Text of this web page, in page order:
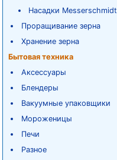
Насадки Messerschmidt
Проращивание зерна
Хранение зерна
Бытовая техника
Аксессуары
Блендеры
Вакуумные упаковщики
Мороженицы
Печи
Разное